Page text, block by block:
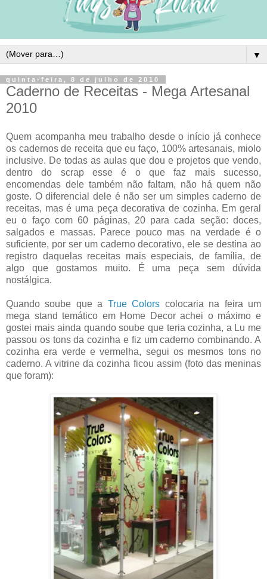
▼
quinta-feira, 8 de julho de 2010
Caderno de Receitas - Mega Artesanal
2010
Quem acompanha meu trabalho desde o início já conhece
os cadernos de receita que eu faço, 100% artesanais, miolo
inclusive. De todas as aulas que dou e projetos que vendo,
dentro do scrap esse é o que faz mais sucesso,
encomendas dele também não faltam, não há quem não
goste. O diferencial dele é não ser um simples caderno de
receitas, mas é uma peça decorativa de cozinha. Em geral
eu o faço com 60 páginas, 20 para cada seção: doces,
salgados e massas. Parece pouco mas na verdade é o
suficiente, por ser um caderno decorativo, ele se destina ao
registro daquelas receitas mais especiais, de família, de
algo que gostamos muito. É uma peça sem dúvida
nostálgica.
Quando soube que a True Colors colocaria na feira um
mega stand temático em Home Decor achei o máximo e
gostei mais ainda quando soube que teria cozinha, a Lu me
passou os tons da cozinha e fiz um caderno combinando. A
cozinha era verde e vermelha, segui os mesmos tons no
caderno. A vitrine da cozinha ficou assim (foto das meninas
que foram):